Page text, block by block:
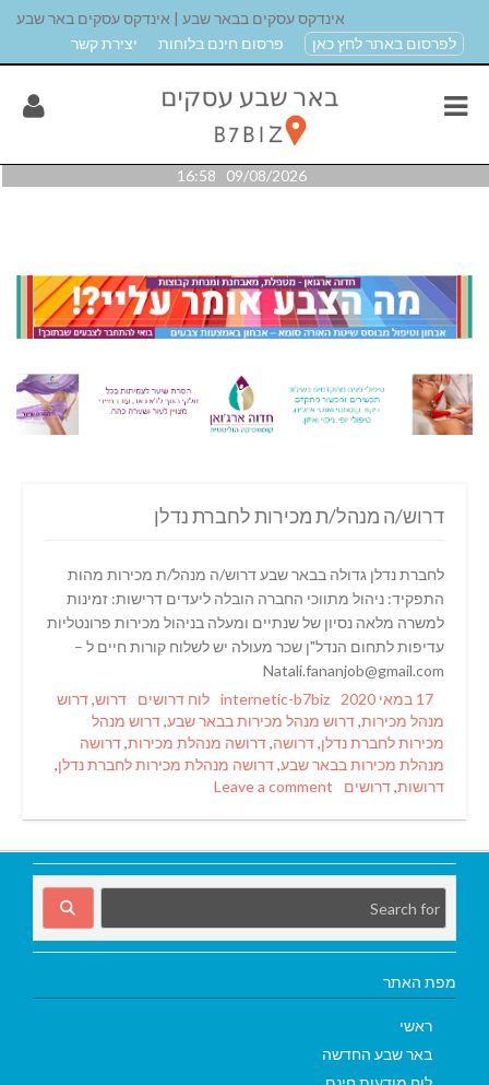
אינדקס עסקים בבאר שבע | אינדקס עסקים באר שבע
לפרסום באתר לחץ כאן
פרסום חינם בלוחות יצירת קשר
09/08/2026 16:58
דרוש/ה מנהל/ת מכירות לחברת נדלן
לחברת נדלן גדולה בבאר שבע דרוש/ה מנהל/ת מכירות מהות
התפקיד: ניהול מתווכי החברה הובלה ליעדים דרישות: זמינות
למשרה מלאה נסיון של שנתיים ומעלה בניהול מכירות פרונטליות
עדיפות לתחום הנדל"ן שכר מעולה יש לשלוח קורות חיים ל –
Natali.fananjob@gmail.com
Posted
on
17 במאי 2020 Author
internetic-b7biz
Categories
לוח דרושים Tags
דרוש,דרוש
מנהל מכירות,דרוש מנהל מכירות בבאר שבע,דרוש מנהל
מכירות לחברת נדלן,דרושה,דרושה מנהלת מכירות,דרושה
מנהלת מכירות בבאר שבע,דרושה מנהלת מכירות לחברת נדלן,
דרושות,דרושים Leave a comment
מפת האתר
ראשי
באר שבע החדשה